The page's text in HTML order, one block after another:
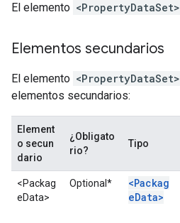
El elemento <PropertyDataSet>
Elementos secundarios
El elemento <PropertyDataSet>
elementos secundarios:
Element
o secun
dario
¿Obligato
rio?
Tipo
<Packag
eData>
Optional*
<Packag
eData>